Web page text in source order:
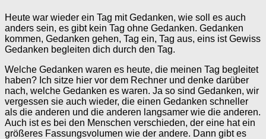
Heute war wieder ein Tag mit Gedanken, wie soll es auch
anders sein, es gibt kein Tag ohne Gedanken. Gedanken
kommen, Gedanken gehen, Tag ein, Tag aus, eins ist Gewiss
Gedanken begleiten dich durch den Tag.
Welche Gedanken waren es heute, die meinen Tag begleitet
haben? Ich sitze hier vor dem Rechner und denke darüber
nach, welche Gedanken es waren. Ja so sind Gedanken, wir
vergessen sie auch wieder, die einen Gedanken schneller
als die anderen und die anderen langsamer wie die anderen.
Auch ist es bei den Menschen verschieden, der eine hat ein
größeres Fassungsvolumen wie der andere. Dann gibt es